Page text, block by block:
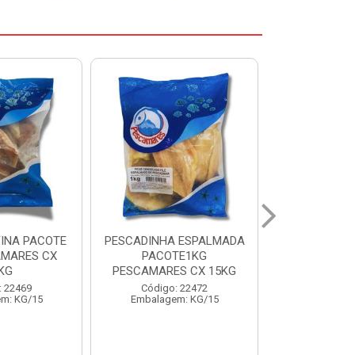
CX 15KG
22472
KG/15
FILE DE PANGA PREMIUM
PACOTE 1KG CAIXA 10KG
Código: 20021
Embalagem: KG/10